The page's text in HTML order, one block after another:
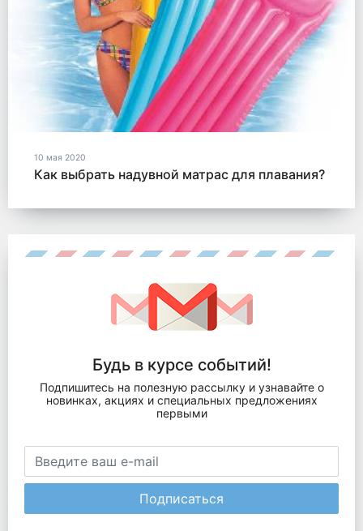
10 мая 2020
Как выбрать надувной матрас для плавания?
Будь в курсе событий!
Подпишитесь на полезную рассылку и узнавайте о
новинках, акциях и специальных предложениях
первыми
Подписаться